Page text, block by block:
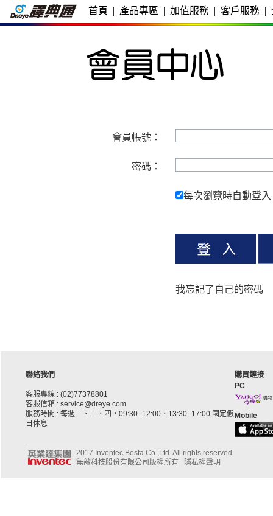
首頁 | 產品專區 | 加值服務 | 客戶服務 |
會員帳號：
密碼：
每次瀏覽時自動登入
我忘記了自己的密碼
聯絡我們
客服專線 : (02)77378801
客服信箱 : service@dreye.com
服務時間 : 每週一、二、四，09:30–12:00、13:30–17:00 國定假
日休息
購買鏈接
PC
Mobile
2017 Inventec Besta Co.,Ltd. All rights reserved
無敵科技股份有限公司版權所有
隱私權聲明